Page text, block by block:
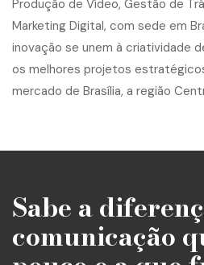
Sabe a
comunicação